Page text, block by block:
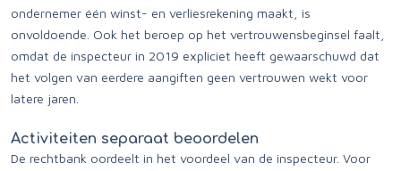
ondernemer één winst- en verliesrekening maakt, is
onvoldoende. Ook het beroep op het vertrouwensbeginsel faalt,
omdat de inspecteur in 2019 expliciet heeft gewaarschuwd dat
het volgen van eerdere aangiften geen vertrouwen wekt voor
latere jaren.
Activiteiten separaat beoordelen
De rechtbank oordeelt in het voordeel van de inspecteur. Voor